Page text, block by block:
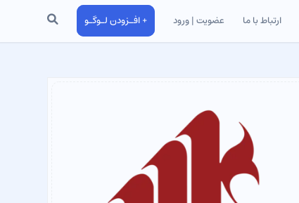
ارتباط با ما عضویت | ورود + افـزودن لـوگـو جستجو